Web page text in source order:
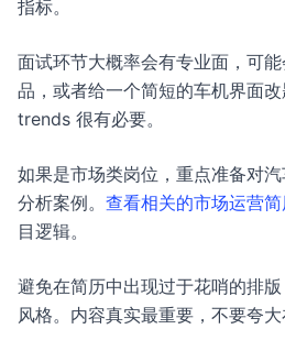
指标。
面试环节大概率会有专业面，可
品，或者给一个简短的车机界面
trends 很有必要。
如果是市场类岗位，重点准备对
分析案例。 查看相关的市场运营简
目逻辑。
避免在简历中出现过于花哨的排
风格。内容真实最重要，不要夸大